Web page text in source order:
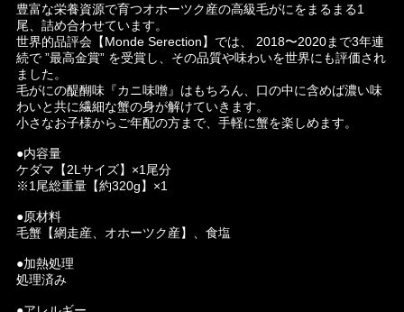
豊富な栄養資源で育つオホーツク産の高級毛がにをまるまる1
尾、詰め合わせています。
世界的品評会【Monde Serection】では、 2018〜2020まで3年連
続で ”最高金賞” を受賞し、その品質や味わいを世界にも評価され
ました。
毛がにの醍醐味『カニ味噌』はもちろん、口の中に含めば濃い味
わいと共に繊細な蟹の身が解けていきます。
小さなお子様からご年配の方まで、手軽に蟹を楽しめます。
●内容量
ケダマ【2Lサイズ】×1尾分
※1尾総重量【約320g】×1
●原材料
毛蟹【網走産、オホーツク産】、食塩
●加熱処理
処理済み